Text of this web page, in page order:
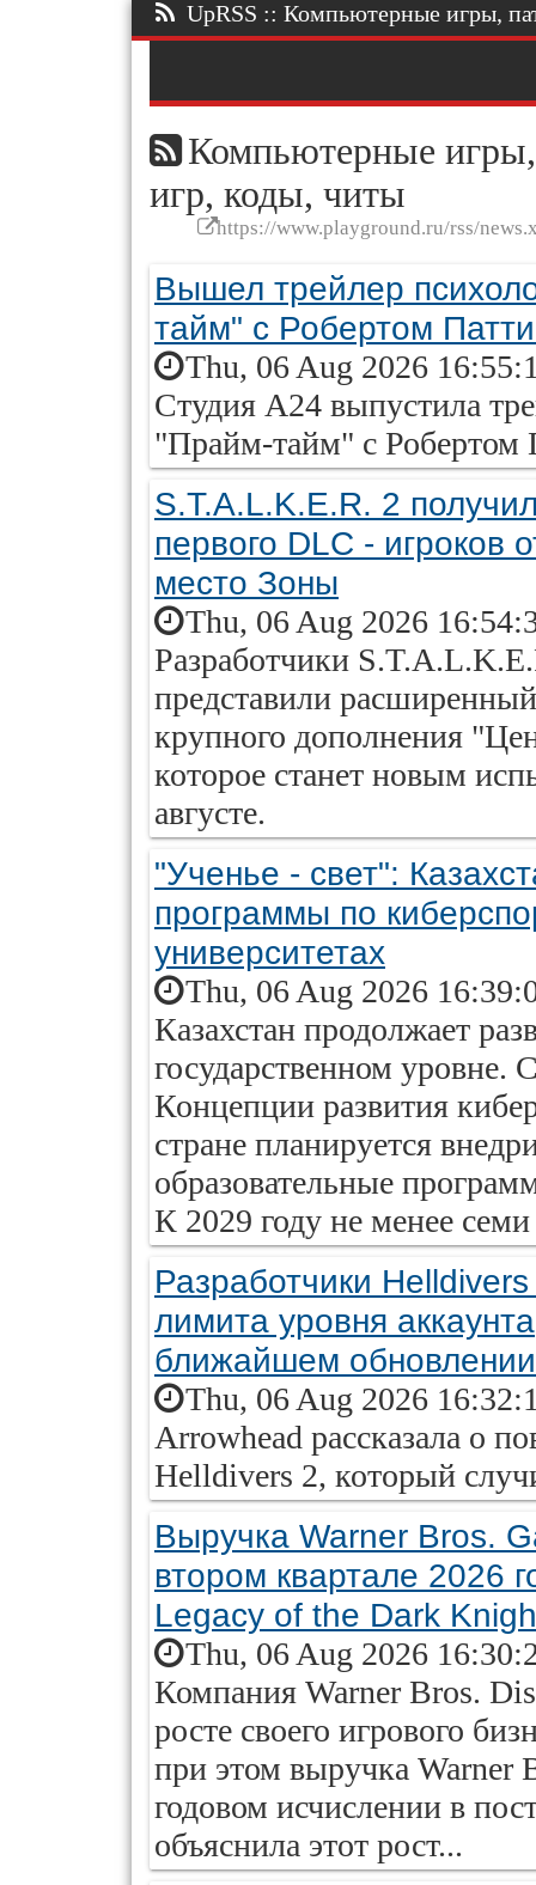
UpRSS :: Компьютерные игры,
Компьютерные
игр, коды, читы
https://www.playground.ru/rss/
Вышел трейлер
тайм" с Робертом
Thu, 06 Aug 2026
Студия A24 выпустила
"Прайм-тайм" с Робертом
S.T.A.L.K.E.R. 2
первого DLC - игроков
место Зоны
Thu, 06 Aug 2026
Разработчики
представили
крупного дополнения
которое станет новым
августе.
"Ученье - свет":
программы по
университетах
Thu, 06 Aug 2026
Казахстан продолжает
государственном уровне.
Концепции развития
стране планируется
образовательные
К 2029 году не менее
Разработчики
лимита уровня
ближайшем обновлении
Thu, 06 Aug 2026
Arrowhead рассказала о
Helldivers 2, который
Выручка Warner Bros.
втором квартале 2026
Legacy of the Dark
Thu, 06 Aug 2026
Компания Warner Bros.
росте своего игрового
при этом выручка Warner
годовом исчислении в
объяснила этот рост...